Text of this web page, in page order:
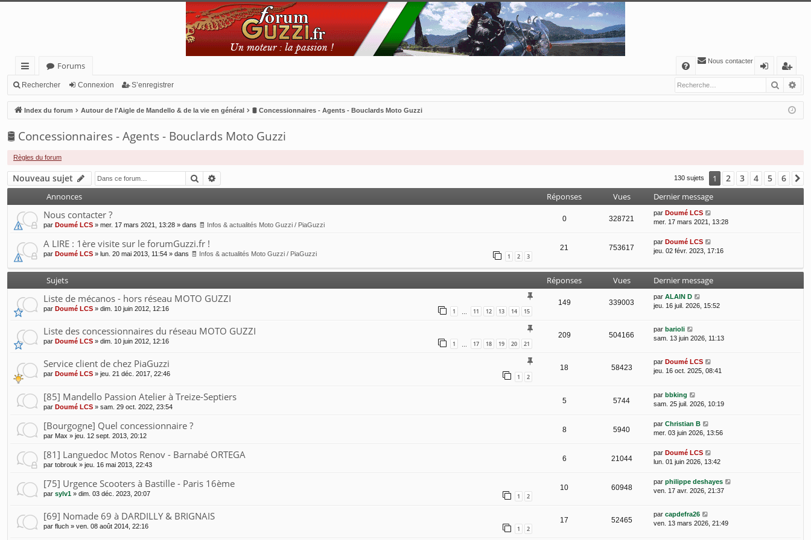
cc
ès
ra
pi
de
Forums
FA
Q
Nous contacter
n
ne
n
’e
nr
eg
Rechercher Connexion S’enregistrer
Index du forum Autour de l'Aigle de Mandello & de la vie en général 🛢 Concessionnaires - Agents - Bouclards Moto Guzzi
🛢 Concessionnaires - Agents - Bouclards Moto Guzzi
Règles du forum
Nouveau sujet Rechercher 130 sujets 1 2 3 4 5 6
Annonces Réponses Vues Dernier message
Nous contacter ?
par Doumé LCS » mer. 17 mars 2021, 13:28 » dans 🧾 Infos & actualités Moto Guzzi / PiaGuzzi
0 328721
par Doumé LCS
mer. 17 mars 2021, 13:28
A LIRE : 1ère visite sur le forumGuzzi.fr !
par Doumé LCS » lun. 20 mai 2013, 11:54 » dans 🧾 Infos & actualités Moto Guzzi / PiaGuzzi 1 2 3
21 753617
par Doumé LCS
jeu. 02 févr. 2023, 17:16
Sujets Réponses Vues Dernier message
Liste de mécanos - hors réseau MOTO GUZZI
par Doumé LCS » dim. 10 juin 2012, 12:16 1 … 11 12 13 14 15
149 339003
par ALAIN D
jeu. 16 juil. 2026, 15:52
Liste des concessionnaires du réseau MOTO GUZZI
par Doumé LCS » dim. 10 juin 2012, 12:16 1 … 17 18 19 20 21
209 504166
par barioli
sam. 13 juin 2026, 11:13
Service client de chez PiaGuzzi
par Doumé LCS » jeu. 21 déc. 2017, 22:46 1 2
18 58423
par Doumé LCS
jeu. 16 oct. 2025, 08:41
[85] Mandello Passion Atelier à Treize-Septiers
par Doumé LCS » sam. 29 oct. 2022, 23:54
5 5744
par bbking
sam. 25 juil. 2026, 10:19
[Bourgogne] Quel concessionnaire ?
par Max » jeu. 12 sept. 2013, 20:12
8 5940
par Christian B
mer. 03 juin 2026, 13:56
[81] Languedoc Motos Renov - Barnabé ORTEGA
par tobrouk » jeu. 16 mai 2013, 22:43
6 21044
par Doumé LCS
lun. 01 juin 2026, 13:42
[75] Urgence Scooters à Bastille - Paris 16ème
par sylv1 » dim. 03 déc. 2023, 20:07 1 2
10 60948
par philippe deshayes
ven. 17 avr. 2026, 21:37
[69] Nomade 69 à DARDILLY & BRIGNAIS
par fluch » ven. 08 août 2014, 22:16 1 2
17 52465
par capdefra26
ven. 13 mars 2026, 21:49